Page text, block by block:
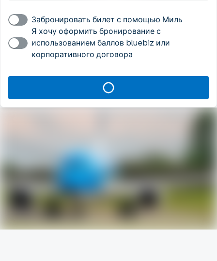
Забронировать билет с помощью Миль
Я хочу оформить бронирование с
использованием баллов bluebiz или
корпоративного договора